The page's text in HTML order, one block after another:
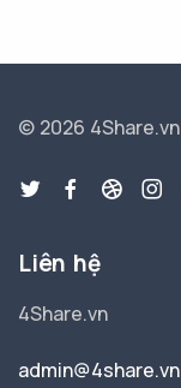
© 2026 4Share.vn
Liên hệ
4Share.vn
admin@4share.vn